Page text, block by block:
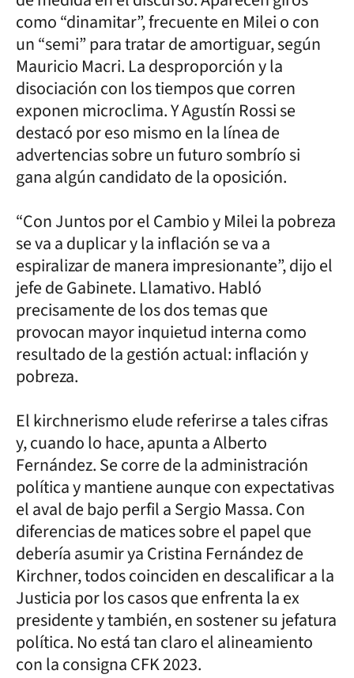
como “dinamitar”, frecuente en Milei o con
un “semi” para tratar de amortiguar, según
Mauricio Macri. La desproporción y la
disociación con los tiempos que corren
exponen microclima. Y Agustín Rossi se
destacó por eso mismo en la línea de
advertencias sobre un futuro sombrío si
gana algún candidato de la oposición.
“Con Juntos por el Cambio y Milei la pobreza
se va a duplicar y la inflación se va a
espiralizar de manera impresionante”, dijo el
jefe de Gabinete. Llamativo. Habló
precisamente de los dos temas que
provocan mayor inquietud interna como
resultado de la gestión actual: inflación y
pobreza.
El kirchnerismo elude referirse a tales cifras
y, cuando lo hace, apunta a Alberto
Fernández. Se corre de la administración
política y mantiene aunque con expectativas
el aval de bajo perfil a Sergio Massa. Con
diferencias de matices sobre el papel que
debería asumir ya Cristina Fernández de
Kirchner, todos coinciden en descalificar a la
Justicia por los casos que enfrenta la ex
presidente y también, en sostener su jefatura
política. No está tan claro el alineamiento
con la consigna CFK 2023.